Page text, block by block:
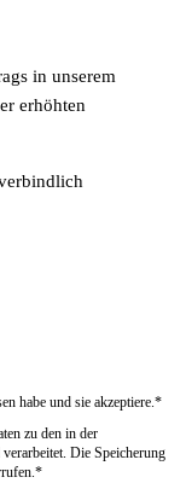
in unserem
erhöhten
habe und sie akzeptiere.*
zu den in der
Die Speicherung